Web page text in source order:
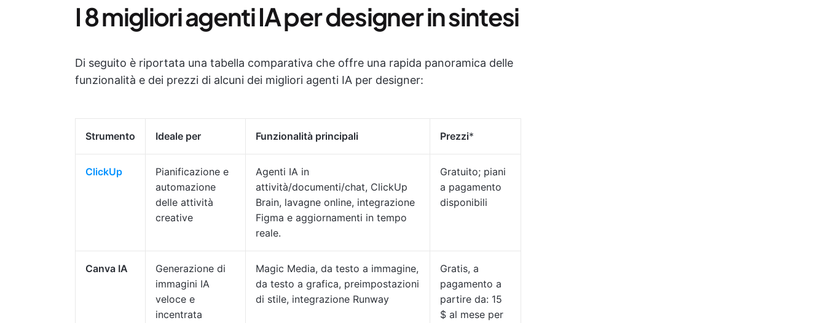
I 8 migliori agenti IA per designer in sintesi
Di seguito è riportata una tabella comparativa che offre una rapida panoramica delle
funzionalità e dei prezzi di alcuni dei migliori agenti IA per designer:
Strumento Ideale per Funzionalità principali Prezzi*
ClickUp
Pianificazione e
automazione
delle attività
creative
Agenti IA in
attività/documenti/chat, ClickUp
Brain, lavagne online, integrazione
Figma e aggiornamenti in tempo
reale.
Gratuito; piani
a pagamento
disponibili
Canva IA
Generazione di
immagini IA
veloce e
incentrata
Magic Media, da testo a immagine,
da testo a grafica, preimpostazioni
di stile, integrazione Runway
Gratis, a
pagamento a
partire da: 15
$ al mese per